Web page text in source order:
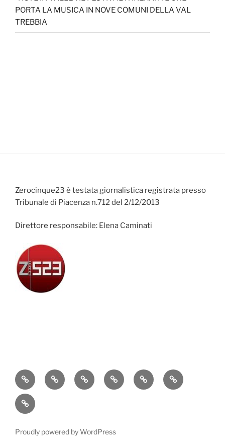
PORTA LA MUSICA IN NOVE COMUNI DELLA VAL
TREBBIA
Zerocinque23 è testata giornalistica registrata presso
Tribunale di Piacenza n.712 del 2/12/2013
Direttore responsabile: Elena Caminati
AttualitàCronacaPolitica EconomiaCultura Sport
Contatti
Proudly powered by WordPress